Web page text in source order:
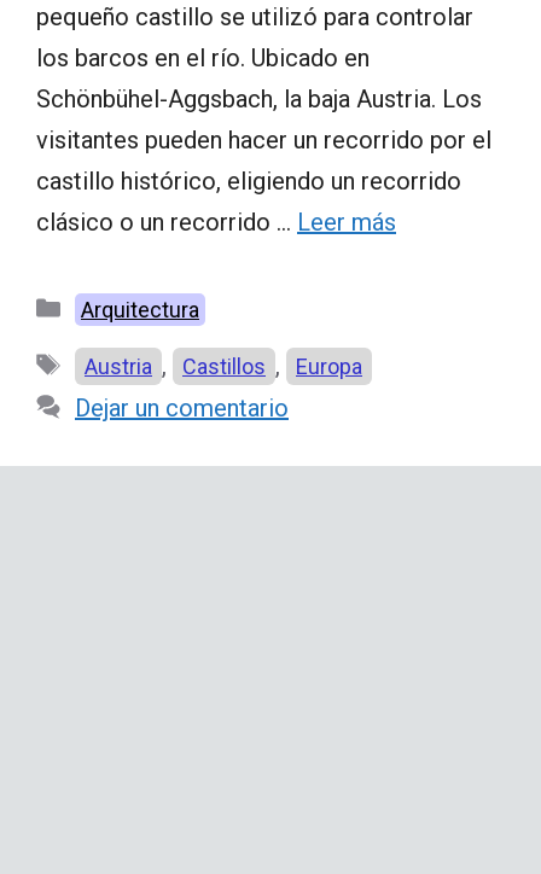
pequeño castillo se utilizó para controlar
los barcos en el río. Ubicado en
Schönbühel-Aggsbach, la baja Austria. Los
visitantes pueden hacer un recorrido por el
castillo histórico, eligiendo un recorrido
clásico o un recorrido … Leer más
Categorías
Arquitectura
Etiquetas
Austria , Castillos , Europa
Dejar un comentario